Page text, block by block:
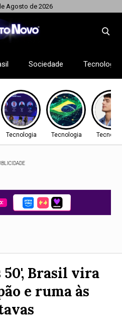
Agosto de 2026
Sociedade Tecnologia
Tecnologia Tecnologia
50', Brasil vira
e ruma às